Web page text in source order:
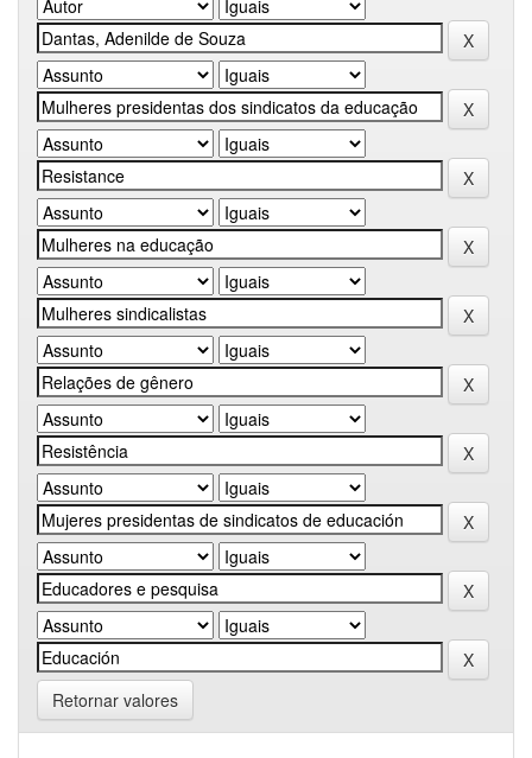
Retornar valores